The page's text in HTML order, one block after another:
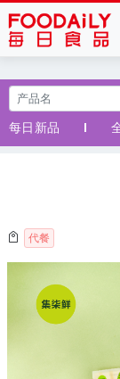
每日新品
代餐